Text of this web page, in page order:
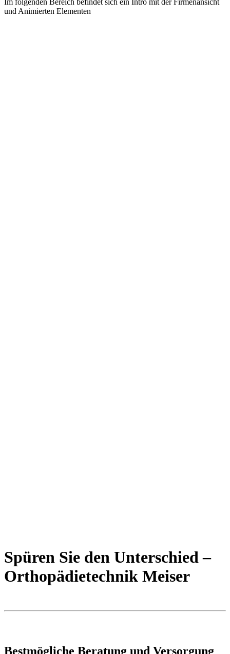
Im folgenden Bereich befindet sich ein Intro mit der Firmenansicht
und Animierten Elementen
Spüren Sie den Unterschied –
Orthopädietechnik Meiser
Bestmögliche Beratung und Versorgung